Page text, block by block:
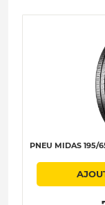
PNEU MIDAS 195/